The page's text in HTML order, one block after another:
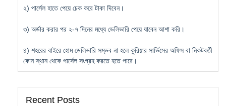
২) পার্সেল হাতে পেয়ে চেক করে টাকা দিবেন।
৩) অর্ডার করার পর ২-৭ দিনের মধ্যে ডেলিভারি পেয়ে যাবেন আশা করি।
৪) শহরের বাইরে হোম ডেলিভারি সম্ভব না হলে কুরিয়ার সার্ভিসের অফিস বা নিকটবর্তী
কোন স্থান থেকে পার্সেল সংগ্রহ করতে হতে পারে।
Recent Posts